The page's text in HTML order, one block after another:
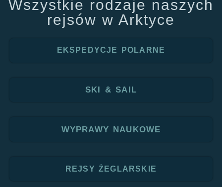
Wszystkie rodzaje naszych
rejsów w Arktyce
EKSPEDYCJE POLARNE
SKI & SAIL
WYPRAWY NAUKOWE
REJSY ŻEGLARSKIE